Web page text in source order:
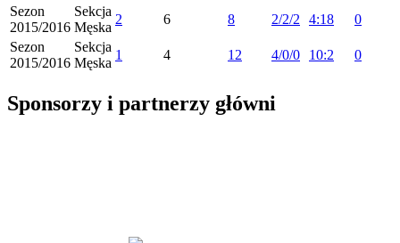
Sezon
2015/2016
Sekcja
Męska
2 6 8 2/2/2 4:18
0
Sezon
2015/2016
Sekcja
Męska
1 4 12 4/0/0 10:2 0
Sponsorzy i partnerzy główni